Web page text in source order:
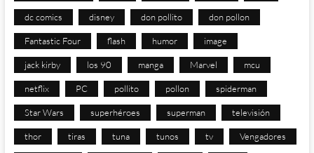
dc comics disney don pollito don pollon
Fantastic Four flash humor image
jack kirby los 90 manga Marvel mcu
netflix PC pollito pollon spiderman
Star Wars superhéroes superman televisión
thor tiras tuna tunos tv Vengadores